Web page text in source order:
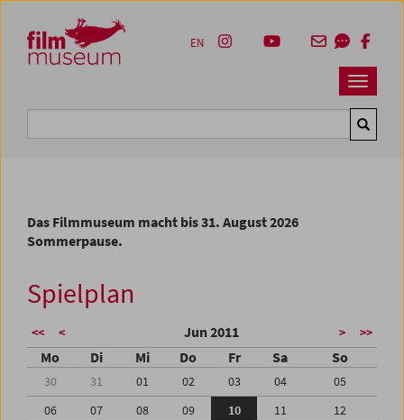
Zum Inhalt
Zum Hauptmenü
Zur Servicenavigation
Zum Suche
Navbar
EN
Das Filmmuseum macht bis 31. August 2026
Sommerpause.
Spielplan
<< < Jun 2011 > >>
Mo Di Mi Do Fr Sa So
30 31 01 02 03 04
05
06
07 08 09 10 11
12